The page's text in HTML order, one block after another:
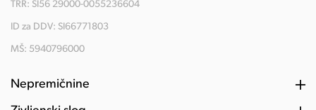
TRR: SI56 29000-0055236604
ID za DDV: SI66771803
MŠ: 5940796000
Nepremičnine